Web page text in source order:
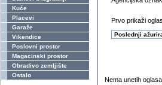
Kuće
Placevi
Garaže
Vikendice
Poslovni prostor
Magacinski prostor
Obradivo zemljište
Ostalo
Prvo prikaži
Nema unetih